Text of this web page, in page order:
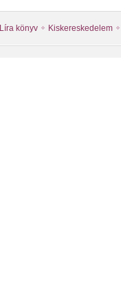
Líra könyv Kiskereskedelem